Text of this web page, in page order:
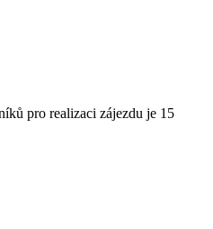
pro realizaci zájezdu je 15